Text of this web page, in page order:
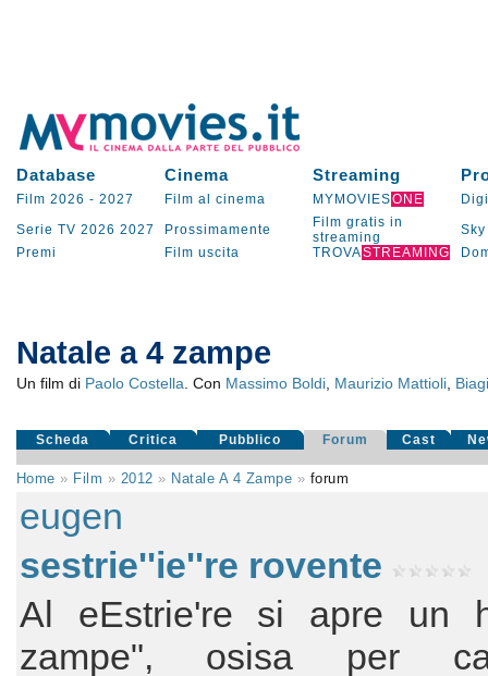
Database Cinema Streaming
Film 2026 - 2027 Film al cinema MYMOVIESONE
Serie TV 2026 2027 Prossimamente
Film gratis in
streaming
Sky
Premi
Film uscita TROVASTREAMING
Natale a 4 zampe
Un film di Paolo Costella . Con Massimo Boldi, Maurizio Mattioli,
Scheda Critica Pubblico Forum Cast
Home » Film » 2012 » Natale A 4 Zampe » forum
eugen
sestrie''ie''re rovente
Al eEstrie're si apre un
zampe", osisa per